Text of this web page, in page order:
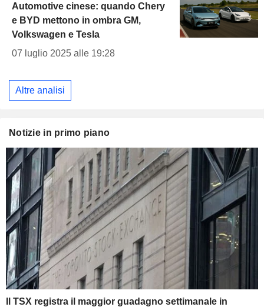
Automotive cinese: quando Chery
e BYD mettono in ombra GM,
Volkswagen e Tesla
07 luglio 2025 alle 19:28
Altre analisi
Notizie in primo piano
Il TSX registra il maggior guadagno settimanale in